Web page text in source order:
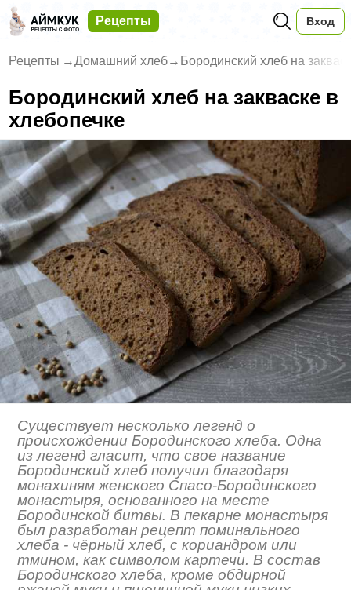
Рецепты Вход
Рецепты →Домашний хлеб→ Бородинский хлеб на
Бородинский хлеб на закваске в
хлебопечке
Существует несколько легенд о
происхождении Бородинского хлеба. Одна
из легенд гласит, что свое название
Бородинский хлеб получил благодаря
монахиням женского Спасо-Бородинского
монастыря, основанного на месте
Бородинской битвы. В пекарне монастыря
был разработан рецепт поминального
хлеба - чёрный хлеб, с кориандром или
тмином, как символом картечи. В состав
Бородинского хлеба, кроме обдирной